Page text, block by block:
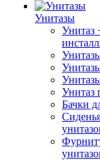
Унитазы
Унитаз
Унитаз
Бачки